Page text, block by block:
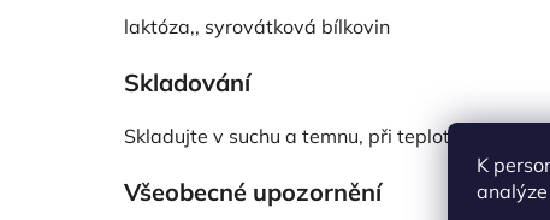
K
laktóza,, syrovátková bílkovin
Skladování
Skladujte v suchu a temnu, při teplotě do 28°C.
Všeobecné upozornění